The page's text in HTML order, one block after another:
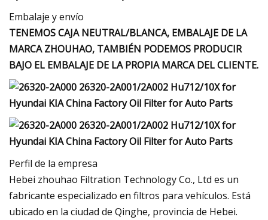
Embalaje y envío
TENEMOS CAJA NEUTRAL/BLANCA, EMBALAJE DE LA
MARCA ZHOUHAO, TAMBIÉN PODEMOS PRODUCIR
BAJO EL EMBALAJE DE LA PROPIA MARCA DEL CLIENTE.
Perfil de la empresa
Hebei zhouhao Filtration Technology Co., Ltd es un
fabricante especializado en filtros para vehículos. Está
ubicado en la ciudad de Qinghe, provincia de Hebei.